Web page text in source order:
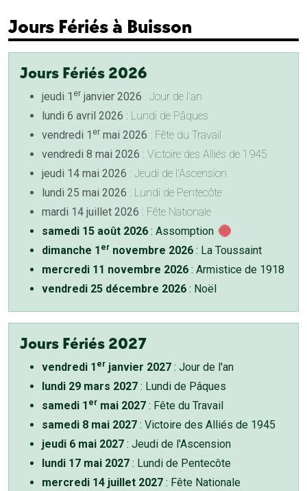
Jours Fériés à Buisson
Jours Fériés 2026
jeudi 1 er janvier 2026 : Jour de l'an
lundi 6 avril 2026 : Lundi de Pâques
vendredi 1 er mai 2026 : Fête du Travail
vendredi 8 mai 2026 : Victoire des Alliés de 1945
jeudi 14 mai 2026 : Jeudi de l'Ascension
lundi 25 mai 2026 : Lundi de Pentecôte
mardi 14 juillet 2026 : Fête Nationale
samedi 15 août 2026 : Assomption
dimanche 1 er novembre 2026 : La Toussaint
mercredi 11 novembre 2026 : Armistice de 1918
vendredi 25 décembre 2026 : Noël
Jours Fériés 2027
vendredi 1 er janvier 2027 : Jour de l'an
lundi 29 mars 2027 : Lundi de Pâques
samedi 1 er mai 2027 : Fête du Travail
samedi 8 mai 2027 : Victoire des Alliés de 1945
jeudi 6 mai 2027 : Jeudi de l'Ascension
lundi 17 mai 2027 : Lundi de Pentecôte
mercredi 14 juillet 2027 : Fête Nationale